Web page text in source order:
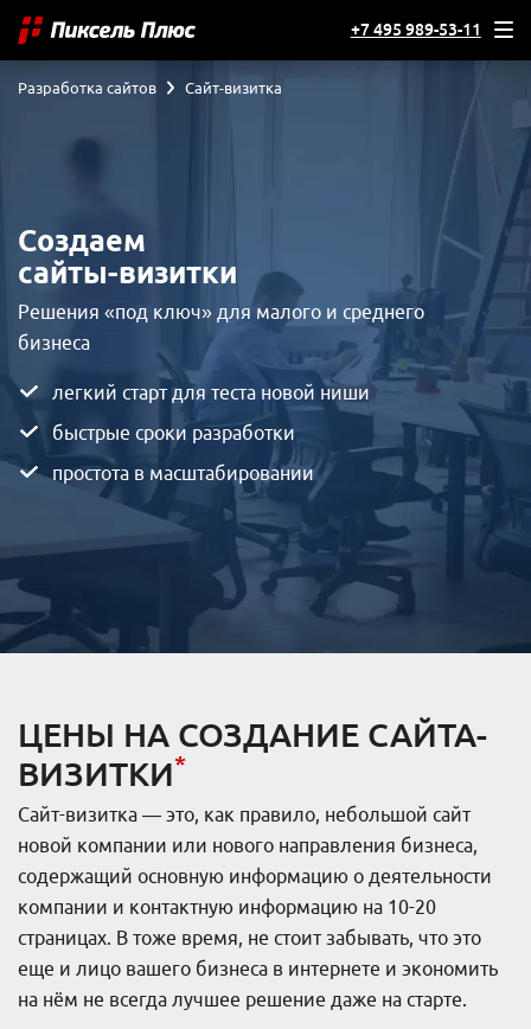
+7 495 989-53-11
Создаем
сайты-визитки
Решения «под ключ» для малого и среднего
бизнеса
легкий старт для теста новой ниши
быстрые сроки разработки
простота в масштабировании
Разработка сайтов Сайт-визитка
ЦЕНЫ НА СОЗДАНИЕ САЙТА-
ВИЗИТКИ*
Сайт-визитка — это, как правило, небольшой сайт
новой компании или нового направления бизнеса,
содержащий основную информацию о деятельности
компании и контактную информацию на 10-20
страницах. В тоже время, не стоит забывать, что это
еще и лицо вашего бизнеса в интернете и экономить
на нём не всегда лучшее решение даже на старте.